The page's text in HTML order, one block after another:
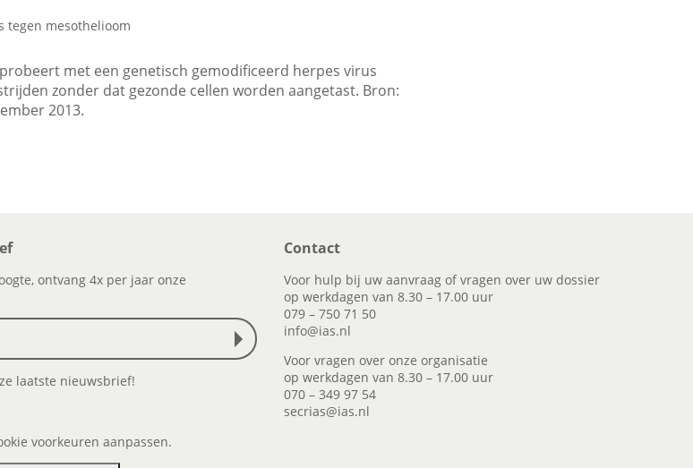
tegen mesothelioom
met een genetisch gemodificeerd herpes virus
zonder dat gezonde cellen worden aangetast. Bron:
2013.
ontvang 4x per jaar onze
laatste nieuwsbrief!
voorkeuren aanpassen.
Contact
Voor hulp bij uw aanvraag of vragen over uw dossier
op werkdagen van 8.30 – 17.00 uur
079 – 750 71 50
info@ias.nl
Voor vragen over onze organisatie
op werkdagen van 8.30 – 17.00 uur
070 – 349 97 54
secrias@ias.nl